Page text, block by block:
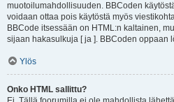
muotoilumahdollisuuden. BBCoden
voidaan ottaa pois käytöstä myös
BBCode itsessään on HTML:n kaltainen,
sijaan hakasulkuja [ ja ]. BBCoden oppaan
Ylös
Onko HTML sallittu?